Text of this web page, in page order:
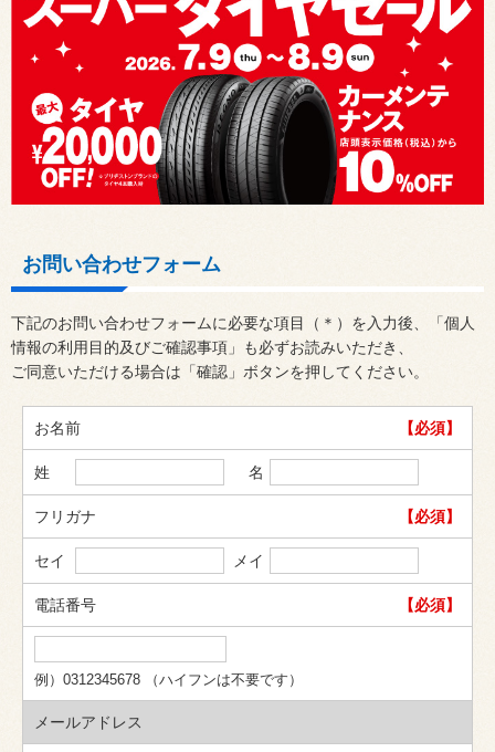
お問い合わせフォーム
下記のお問い合わせフォームに必要な項目（＊）を入力後、「個人
情報の利用目的及びご確認事項」も必ずお読みいただき、
ご同意いただける場合は「確認」ボタンを押してください。
【必須】
お名前
姓 名
【必須】
フリガナ
セイ メイ
【必須】
電話番号
例）0312345678 （ハイフンは不要です）
メールアドレス